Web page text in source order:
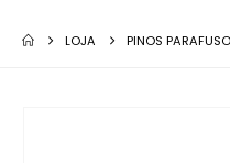
LOJA PINOS